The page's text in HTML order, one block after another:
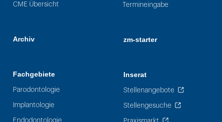
CME Übersicht
Archiv
Fachgebiete
Parodontologie
Implantologie
Endodontologie
Termineingabe
zm-starter
Inserat
Stellenangebote
Stellengesuche
Praxismarkt